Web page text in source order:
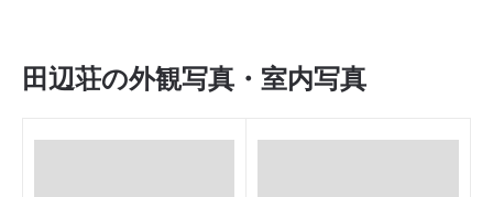
田辺荘の外観写真・室内写真